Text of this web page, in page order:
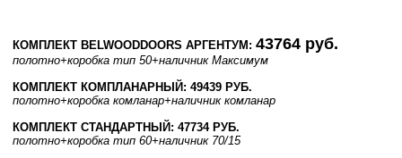
КОМПЛЕКТ BELWOODDOORS АРГЕНТУМ: 43764 руб.
полотно+коробка тип 50+наличник Максимум
КОМПЛЕКТ КОМПЛАНАРНЫЙ: 49439 РУБ.
полотно+коробка комланар+наличник комланар
КОМПЛЕКТ СТАНДАРТНЫЙ: 47734 РУБ.
полотно+коробка тип 60+наличник 70/15